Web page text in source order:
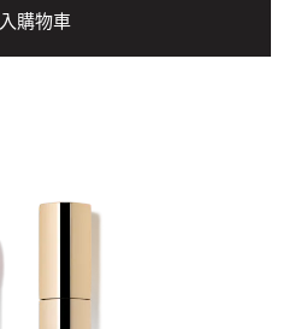
購物車